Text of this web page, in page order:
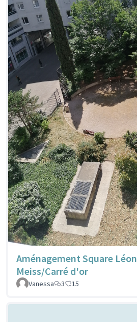
Aménagement Square Léon
Meiss/Carré d'or
Vanessa
3 15